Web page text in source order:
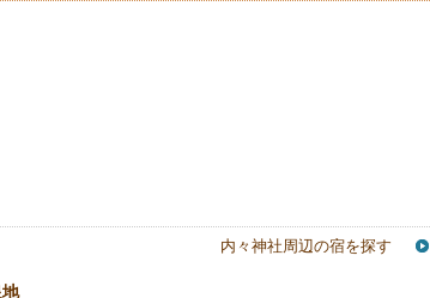
内々神社周辺の宿を探す